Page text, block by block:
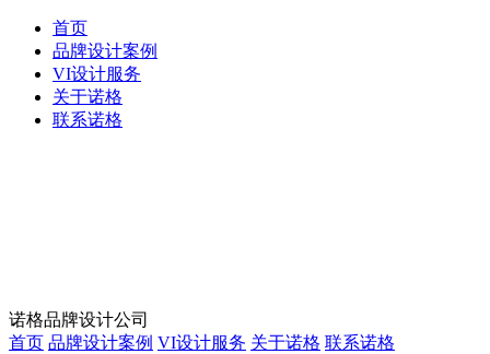
首页
品牌设计案例
VI设计服务
关于诺格
联系诺格
诺格品牌设计公司
首页 品牌设计案例 VI设计服务 关于诺格 联系诺格